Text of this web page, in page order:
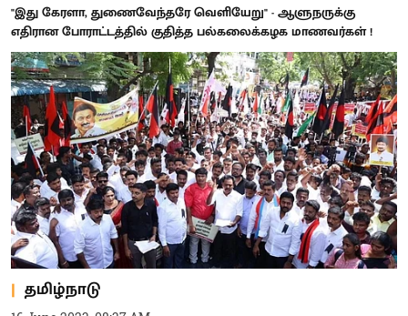
"இது கேரளா, துணைவேந்தரே வெளியேறு" - ஆளுநருக்கு
எதிரான போராட்டத்தில் குதித்த பல்கலைக்கழக மாணவர்கள் !
தமிழ்நாடு